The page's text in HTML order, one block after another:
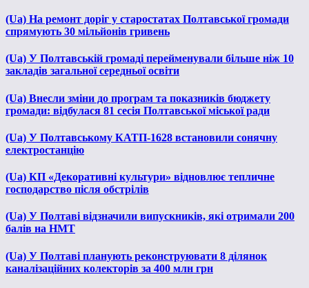
(Ua) На ремонт доріг у старостатах Полтавської громади
спрямують 30 мільйонів гривень
(Ua) У Полтавській громаді перейменували більше ніж 10
закладів загальної середньої освіти
(Ua) Внесли зміни до програм та показників бюджету
громади: відбулася 81 сесія Полтавської міської ради
(Ua) У Полтавському КАТП-1628 встановили сонячну
електростанцію
(Ua) КП «Декоративні культури» відновлює тепличне
господарство після обстрілів
(Ua) У Полтаві відзначили випускників, які отримали 200
балів на НМТ
(Ua) У Полтаві планують реконструювати 8 ділянок
каналізаційних колекторів за 400 млн грн